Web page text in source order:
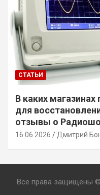
СТАТЬИ
В каких
для
отзывы о
16.06.2026 Дмитрий
Все права защищены